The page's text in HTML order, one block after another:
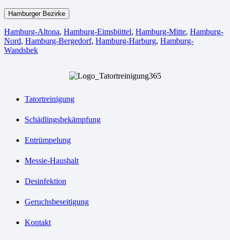
Hamburger Bezirke
Hamburg-Altona, Hamburg-Eimsbüttel, Hamburg-Mitte, Hamburg-
Nord, Hamburg-Bergedorf, Hamburg-Harburg, Hamburg-
Wandsbek
Tatortreinigung
Schädlingsbekämpfung
Entrümpelung
Messie-Haushalt
Desinfektion
Geruchsbeseitigung
Kontakt